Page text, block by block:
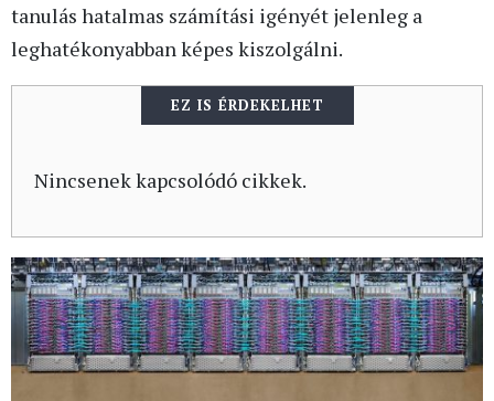
tanulás hatalmas számítási igényét jelenleg a
leghatékonyabban képes kiszolgálni.
EZ IS ÉRDEKELHET
Nincsenek kapcsolódó cikkek.